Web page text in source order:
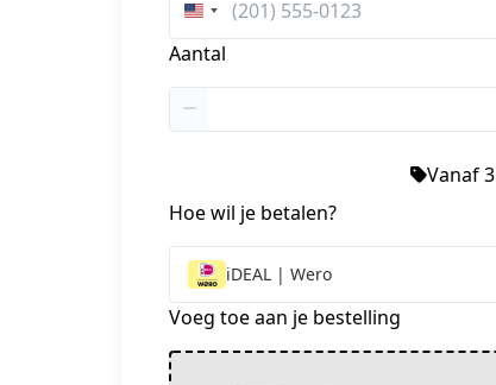
Verenigde
Staten
Aantal
Vanaf
Hoe wil je betalen?
iDEAL | Wero
Voeg toe aan je bestelling